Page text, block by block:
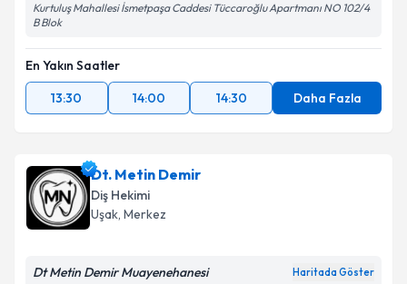
Kurtuluş Mahallesi İsmetpaşa Caddesi Tüccaroğlu Apartmanı NO 102/4
B Blok
En Yakın Saatler
13:30
14:00 14:30 Daha Fazla
Dt. Metin Demir
Diş Hekimi
Uşak, Merkez
Dt Metin Demir Muayenehanesi Haritada Göster